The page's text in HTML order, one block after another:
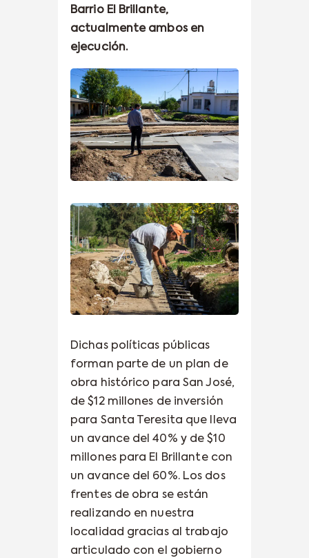
Barrio El Brillante,
actualmente ambos en
ejecución.
Dichas políticas públicas
forman parte de un plan de
obra histórico para San José,
de $12 millones de inversión
para Santa Teresita que lleva
un avance del 40% y de $10
millones para El Brillante con
un avance del 60%. Los dos
frentes de obra se están
realizando en nuestra
localidad gracias al trabajo
articulado con el gobierno